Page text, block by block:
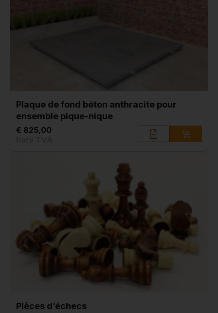
Plaque de fond béton anthracite pour
ensemble pique-nique
€ 825,00
Pièces d‘échecs